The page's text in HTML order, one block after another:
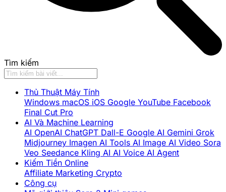
Tìm kiếm
Thủ Thuật Máy Tính
Windows macOS iOS Google YouTube Facebook
Final Cut Pro
AI Và Machine Learning
AI OpenAI ChatGPT Dall-E Google AI Gemini Grok
Midjourney Imagen AI Tools AI Image AI Video Sora
Veo Seedance Kling AI AI Voice AI Agent
Kiếm Tiền Online
Affiliate Marketing Crypto
Công cụ